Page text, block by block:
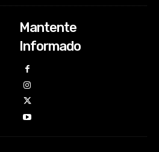
Mantente
Informado